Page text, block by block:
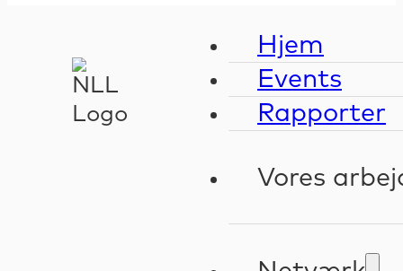
Hjem
Events
Rapporter
Vores